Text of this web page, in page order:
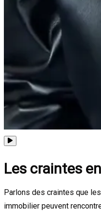
Les craintes
Parlons des craintes que
immobilier peuvent